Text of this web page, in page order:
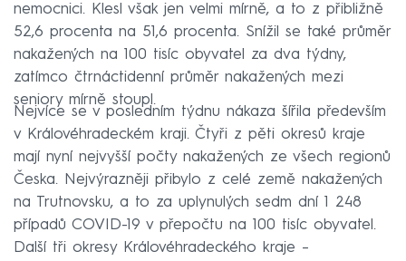
nemocnici. Klesl však jen velmi mírně, a to z přibližně
52,6 procenta na 51,6 procenta. Snížil se také průměr
nakažených na 100 tisíc obyvatel za dva týdny,
zatímco čtrnáctidenní průměr nakažených mezi
seniory mírně stoupl.
Nejvíce se v posledním týdnu nákaza šířila především
v Královéhradeckém kraji. Čtyři z pěti okresů kraje
mají nyní nejvyšší počty nakažených ze všech regionů
Česka. Nejvýrazněji přibylo z celé země nakažených
na Trutnovsku, a to za uplynulých sedm dní 1 248
případů COVID-19 v přepočtu na 100 tisíc obyvatel.
Další tři okresy Královéhradeckého kraje –⁠